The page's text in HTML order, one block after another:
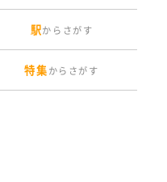
駅からさがす
特集からさがす